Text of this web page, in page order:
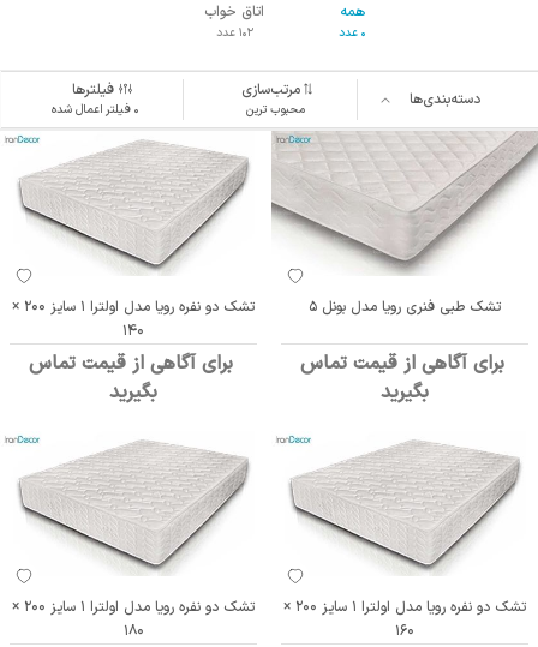
همه
0 عدد
اتاق خواب
102 عدد
دسته‌بندی‌ها مرتب‌سازی
محبوب ترین
فیلترها
۰ فیلتر اعمال شده
تشک طبی فنری رویا مدل بونل 5
برای آگاهی از قیمت تماس
بگیرید
تشک دو نفره رویا مدل اولترا 1 سایز 200 ×
140
برای آگاهی از قیمت تماس
بگیرید
تشک دو نفره رویا مدل اولترا 1 سایز 200 ×
160
تشک دو نفره رویا مدل اولترا 1 سایز 200 ×
180